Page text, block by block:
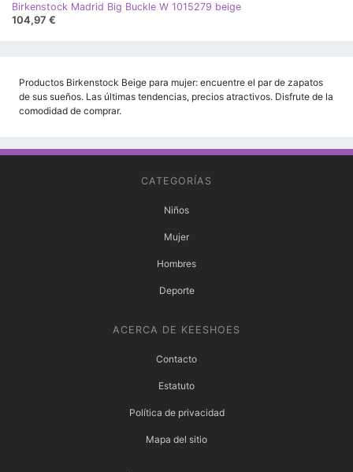
Birkenstock Madrid Big Buckle W 1015279 beige
104,97 €
Productos Birkenstock Beige para mujer: encuentre el par de zapatos
de sus sueños. Las últimas tendencias, precios atractivos. Disfrute de la
comodidad de comprar.
CATEGORÍAS
Niños
Mujer
Hombres
Deporte
ACERCA DE KEESHOES
Contacto
Estatuto
Política de privacidad
Mapa del sitio